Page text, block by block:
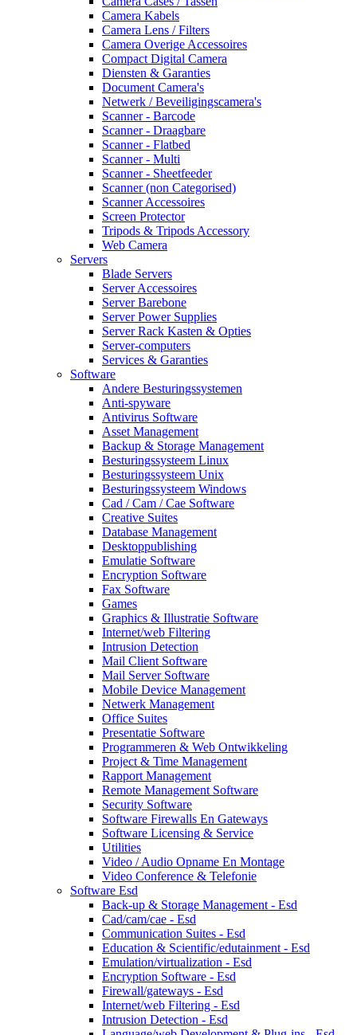
Camera Kabels
Camera Lens / Filters
Camera Overige Accessoires
Compact Digital Camera
Diensten & Garanties
Document Camera's
Netwerk / Beveiligingscamera's
Scanner - Barcode
Scanner - Draagbare
Scanner - Flatbed
Scanner - Multi
Scanner - Sheetfeeder
Scanner (non Categorised)
Scanner Accessoires
Screen Protector
Tripods & Tripods Accessory
Web Camera
Servers
Blade Servers
Server Accessoires
Server Barebone
Server Power Supplies
Server Rack Kasten & Opties
Server-computers
Services & Garanties
Software
Andere Besturingssystemen
Anti-spyware
Antivirus Software
Asset Management
Backup & Storage Management
Besturingssysteem Linux
Besturingssysteem Unix
Besturingssysteem Windows
Cad / Cam / Cae Software
Creative Suites
Database Management
Desktoppublishing
Emulatie Software
Encryption Software
Fax Software
Games
Graphics & Illustratie Software
Internet/web Filtering
Intrusion Detection
Mail Client Software
Mail Server Software
Mobile Device Management
Netwerk Management
Office Suites
Presentatie Software
Programmeren & Web Ontwikkeling
Project & Time Management
Rapport Management
Remote Management Software
Security Software
Software Firewalls En Gateways
Software Licensing & Service
Utilities
Video / Audio Opname En Montage
Video Conference & Telefonie
Software Esd
Back-up & Storage Management - Esd
Cad/cam/cae - Esd
Communication Suites - Esd
Education & Scientific/edutainment - Esd
Emulation/virtualization - Esd
Encryption Software - Esd
Firewall/gateways - Esd
Internet/web Filtering - Esd
Intrusion Detection - Esd